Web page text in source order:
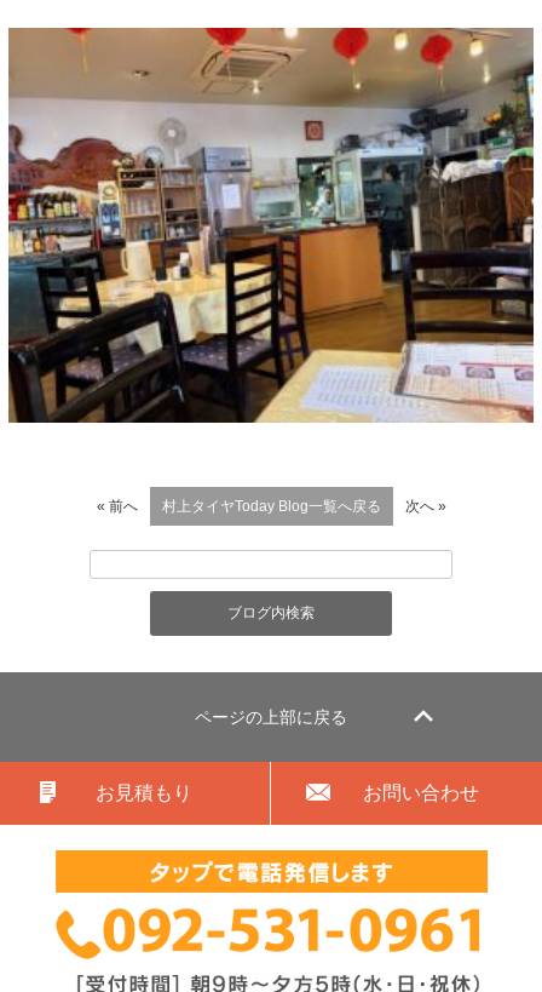
« 前へ 村上タイヤToday Blog一覧へ戻る 次へ »
ページの上部に戻る
お見積もり お問い合わせ